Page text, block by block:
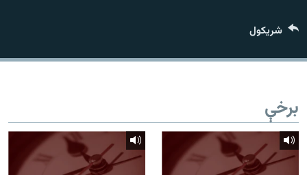
راسره ملګري شئ
شريکول
برخې